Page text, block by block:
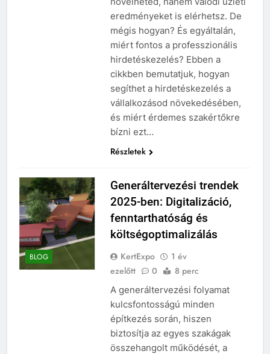
eredményeket is elérhetsz. De
mégis hogyan? És egyáltalán,
miért fontos a professzionális
hirdetéskezelés? Ebben a
cikkben bemutatjuk, hogyan
segíthet a hirdetéskezelés a
vállalkozásod növekedésében,
és miért érdemes szakértőkre
bízni ezt…
Részletek
BLOG
Generáltervezési trendek
2025-ben: Digitalizáció,
fenntarthatóság és
költségoptimalizálás
KertExpo
1 év
ezelőtt
0 8 perc
A generáltervezési folyamat
kulcsfontosságú minden
építkezés során, hiszen
biztosítja az egyes szakágak
összehangolt működését, a